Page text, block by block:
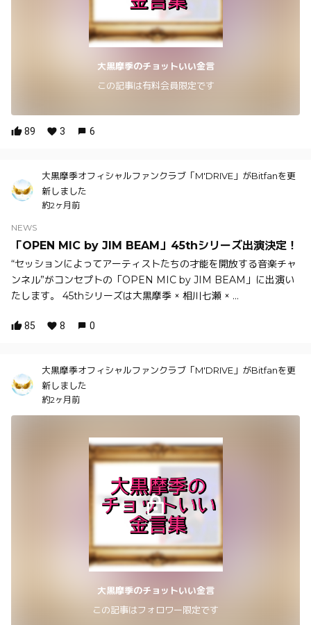
大黒摩季のチョットいい金言
この記事は有料会員限定です
89 3 6
大黒摩季オフィシャルファンクラブ「M'DRIVE」がBitfanを更
新しました
約2ヶ月前
NEWS
「OPEN MIC by JIM BEAM」45thシリーズ出演決定！
“セッションによってアーティストたちの才能を開放する音楽チャ
ンネル”がコンセプトの「OPEN MIC by JIM BEAM」に出演い
たします。 45thシリーズは大黒摩季 × 相川七瀬 × ...
85 8 0
大黒摩季オフィシャルファンクラブ「M'DRIVE」がBitfanを更
新しました
約2ヶ月前
大黒摩季のチョットいい金言
この記事はフォロワー限定です